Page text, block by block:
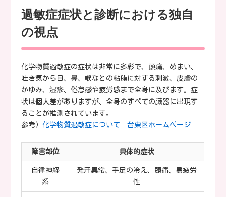
過敏症症状と診断における独自
の視点
化学物質過敏症の症状は非常に多彩で、頭痛、めまい、
吐き気から目、鼻、喉などの粘膜に対する刺激、皮膚の
かゆみ、湿疹、倦怠感や疲労感まで全身に及びます。症
状は個人差がありますが、全身のすべての臓器に出現す
ることが推測されています。
参考）化学物質過敏症について 台東区ホームページ
障害部位 具体的症状
自律神経
系
発汗異常、手足の冷え、頭痛、易疲労
性